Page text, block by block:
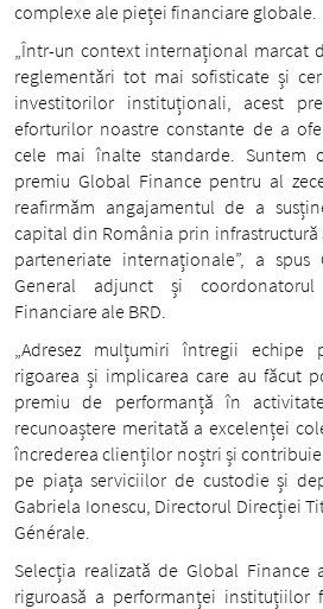
complexe ale pieței financiare globale.
„Într-un context internațional marcat
reglementări tot mai sofisticate și
investitorilor instituționali, acest
eforturilor noastre constante de a
cele mai înalte standarde. Suntem
premiu Global Finance pentru al
reafirmăm angajamentul de a
capital din România prin infrastructură
parteneriate internaționale”, a spus
General adjunct și
Financiare ale BRD.
„Adresez mulțumiri întregii echipe
rigoarea și implicarea care au făcut
premiu de performanță în
recunoaștere meritată a excelenței
încrederea clienților noștri și
pe piața serviciilor de custodie și
Gabriela Ionescu, Directorul Direcției
Générale.
Selecția realizată de Global
riguroasă a performanței instituțiilor